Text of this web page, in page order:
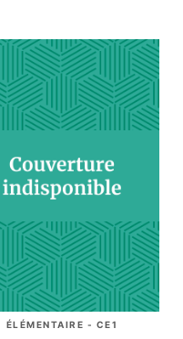
ÉLÉMENTAIRE - CE1